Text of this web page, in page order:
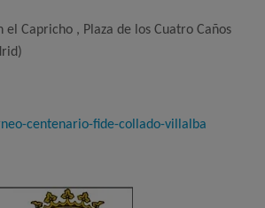
el Capricho , Plaza de los Cuatro Caños
centenario-fide-collado-villalba